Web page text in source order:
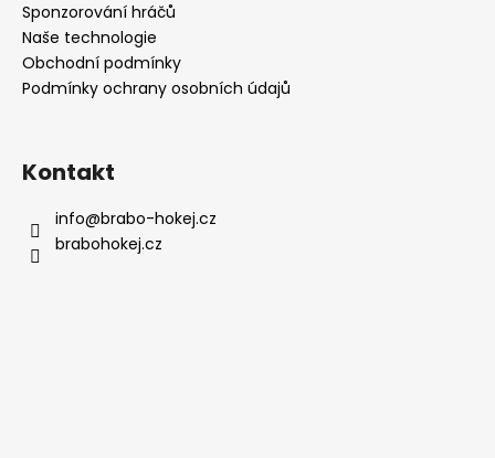
Sponzorování hráčů
Naše technologie
Obchodní podmínky
Podmínky ochrany osobních údajů
Kontakt
info@brabo-hokej.cz
brabohokej.cz